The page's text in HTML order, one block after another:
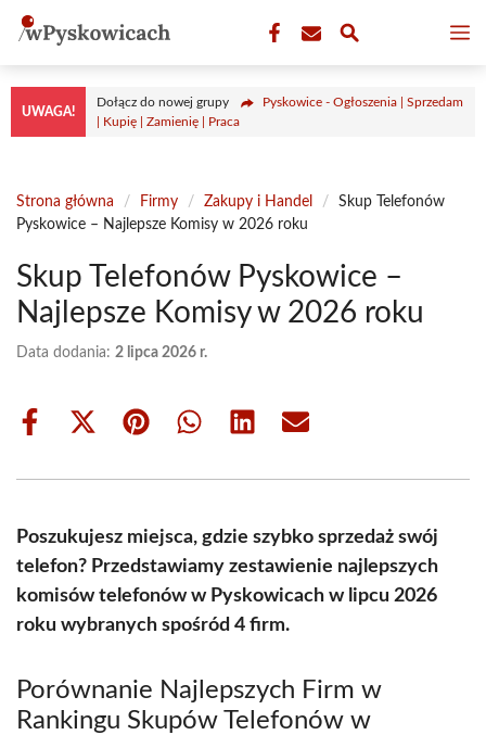
Przejdź
treści
UWAGA!
Dołącz do nowej grupy
Pyskowice - Ogłoszenia | Sprzedam
| Kupię | Zamienię | Praca
Strona główna / Firmy / Zakupy i Handel /
Skup Telefonów
Pyskowice – Najlepsze Komisy w 2026 roku
Skup Telefonów Pyskowice –
Najlepsze Komisy w 2026 roku
Data dodania: 2 lipca 2026 r.
Share
Share
(Twitter)
Share Share Share Share
Poszukujesz miejsca, gdzie szybko sprzedaż swój
telefon? Przedstawiamy zestawienie najlepszych
komisów telefonów w Pyskowicach w lipcu 2026
roku wybranych spośród 4 firm.
Porównanie Najlepszych Firm w
Rankingu Skupów Telefonów w